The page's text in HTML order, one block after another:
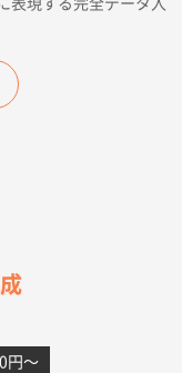
枚
1000枚
表現する完全データ入
円〜